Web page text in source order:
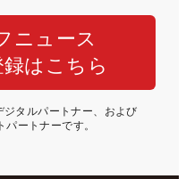
ニュース
はこちら
タルパートナー、および
パートナーです。